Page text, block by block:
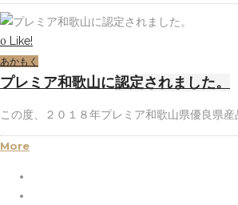
0 Like!
あかもく
プレミア和歌山に認定されました。
この度、２０１８年プレミア和歌山県優良県産
More